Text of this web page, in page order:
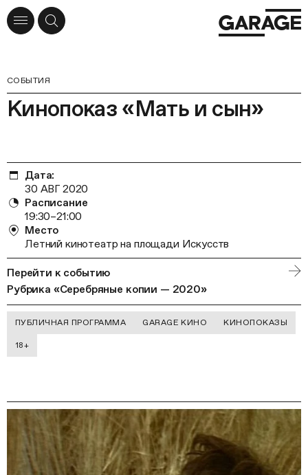
СОБЫТИЯ
Кинопоказ «Мать и сын»
Дата:
30 АВГ 2020
Расписание
19:30–21:00
Место
Летний кинотеатр на площади Искусств
Перейти к событию
Рубрика «Серебряные копии — 2020»
ПУБЛИЧНАЯ ПРОГРАММА GARAGE КИНО КИНОПОКАЗЫ
18+